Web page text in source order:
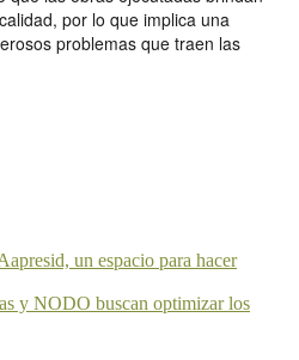
por lo que implica una
problemas que traen las
un espacio para hacer
y NODO buscan optimizar los